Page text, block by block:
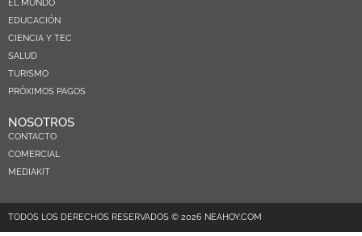
EL MUNDO
EDUCACIÓN
CIENCIA Y TEC
SALUD
TURISMO
PRÓXIMOS PAGOS
NOSOTROS
CONTACTO
COMERCIAL
MEDIAKIT
TODOS LOS DERECHOS RESERVADOS © 2026 NEAHOY.COM